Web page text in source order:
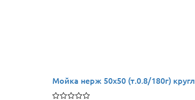
Мойка нерж 50х50 (т.0.8/180г) кругл